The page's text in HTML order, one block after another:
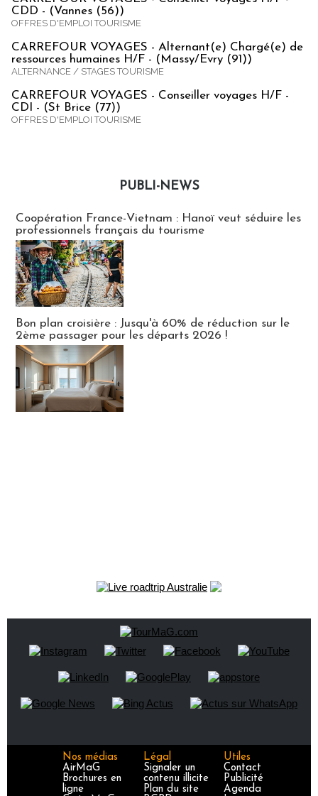
CDD - (Vannes (56))
OFFRES D'EMPLOI TOURISME
CARREFOUR VOYAGES - Alternant(e) Chargé(e) de
ressources humaines H/F - (Massy/Evry (91))
ALTERNANCE / STAGES TOURISME
CARREFOUR VOYAGES - Conseiller voyages H/F -
CDI - (St Brice (77))
OFFRES D'EMPLOI TOURISME
PUBLI-NEWS
Coopération France-Vietnam : Hanoï veut séduire les
professionnels français du tourisme
Bon plan croisière : Jusqu'à 60% de réduction sur le
2ème passager pour les départs 2026 !
Nos médias
AirMaG
Brochures en
ligne
Légal
Signaler un
contenu illicite
Plan du site
Utiles
Contact
Publicité
Agenda